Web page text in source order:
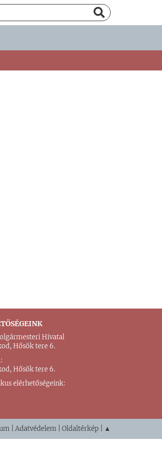
Hivatal
Hősök tere 6.
Hősök tere 6.
elérhetőségeink:
Adatvédelem Oldaltérkép ▲